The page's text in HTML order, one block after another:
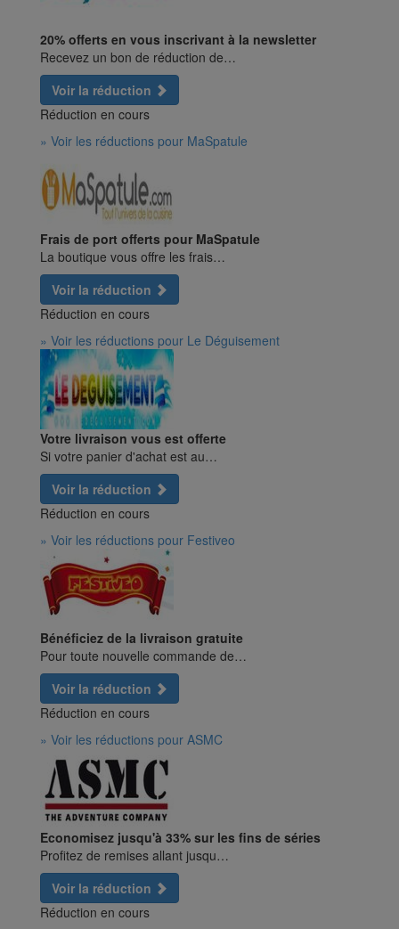
20% offerts en vous inscrivant à la newsletter
Recevez un bon de réduction de…
Voir la réduction
Réduction en cours
» Voir les réductions pour MaSpatule
Frais de port offerts pour MaSpatule
La boutique vous offre les frais…
Voir la réduction
Réduction en cours
» Voir les réductions pour Le Déguisement
Votre livraison vous est offerte
Si votre panier d'achat est au…
Voir la réduction
Réduction en cours
» Voir les réductions pour Festiveo
Bénéficiez de la livraison gratuite
Pour toute nouvelle commande de…
Voir la réduction
Réduction en cours
» Voir les réductions pour ASMC
Economisez jusqu'à 33% sur les fins de séries
Profitez de remises allant jusqu…
Voir la réduction
Réduction en cours